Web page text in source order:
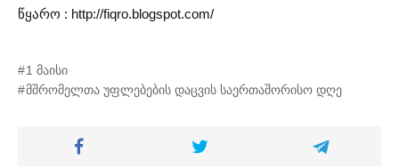
წყარო : http://fiqro.blogspot.com/
1 მაისი
მშრომელთა უფლებების დაცვის საერთაშორისო დღე